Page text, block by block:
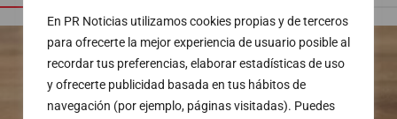
En PR Noticias utilizamos cookies propias y de terceros
para ofrecerte la mejor experiencia de usuario posible al
recordar tus preferencias, elaborar estadísticas de uso
y ofrecerte publicidad basada en tus hábitos de
navegación (por ejemplo, páginas visitadas). Puedes